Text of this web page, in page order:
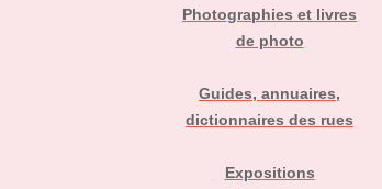
Photographies et livres
de photo
Guides, annuaires,
dictionnaires des rues
Expositions